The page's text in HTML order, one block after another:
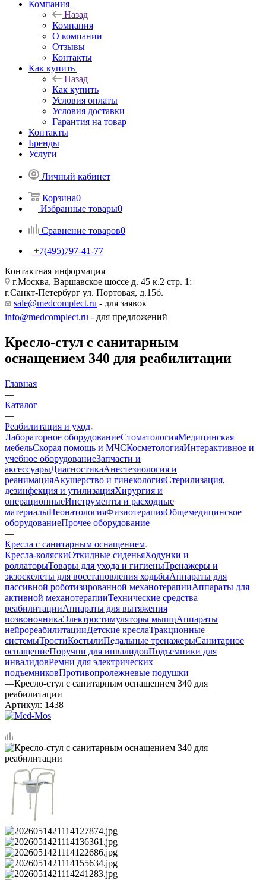
Компания
Назад
Компания
О компании
Отзывы
Контакты
Как купить
Назад
Как купить
Условия оплаты
Условия доставки
Гарантия на товар
Контакты
Бренды
Услуги
Личный кабинет
Корзина0
Избранные товары0
Сравнение товаров0
+7(495)797-41-77
Контактная информация
г.Москва, Варшавское шоссе д. 45 к.2 стр. 1;
г.Санкт-Петербург ул. Портовая, д.15б.
sale@medcomplect.ru - для заявок
info@medcomplect.ru - для предложений
Кресло-стул с санитарным
оснащением 340 для реабилитации
Главная
—
Каталог
—
Реабилитация и уход
Лабораторное оборудованиеСтоматологияМедицинская
мебельСкорая помощь и МЧСКосметологияИнтерактивное и
учебное оборудованиеЗапчасти и
аксессуарыДиагностикаАнестезиология и
реанимацияАкушерство и гинекологияСтерилизация,
дезинфекция и утилизацияХирургия и
операционныеИнструменты и расходные
материалыНеонатологияФизиотерапияОбщемедицинское
оборудованиеПрочее оборудование
—
Кресла с санитарным оснащением
Кресла-коляскиОткидные сиденьяХодунки и
роллаторыТовары для ухода и гигиеныТренажеры и
экзоскелеты для восстановления ходьбыАппараты для
пассивной роботизированной механотерапииАппараты для
активной механотерапииТехнические средства
реабилитацииАппараты для вытяжения
позвоночникаЭлектростимуляторы мышцАппараты
нейрореабилитацииДетские креслаТракционные
системыТростиКостылиПедальные тренажерыСанитарное
оснащениеПоручни для инвалидовПодъемники для
инвалидовРемни для электрических
подъемниковПротивопролежневые подушки
—Кресло-стул с санитарным оснащением 340 для
реабилитации
Артикул: 1438